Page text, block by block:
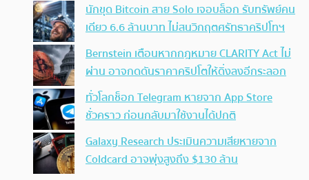
นักขุด Bitcoin สาย Solo เจอบล็อก รับทรัพย์คน
เดียว 6.6 ล้านบาท ไม่สนวิกฤตศรัทธาคริปโทฯ
Bernstein เตือนหากกฎหมาย CLARITY Act ไม่
ผ่าน อาจกดดันราคาคริปโตให้ดิ่งลงอีกระลอก
ทั่วโลกช็อก Telegram หายจาก App Store
ชั่วคราว ก่อนกลับมาใช้งานได้ปกติ
Galaxy Research ประเมินความเสียหายจาก
Coldcard อาจพุ่งสูงถึง $130 ล้าน